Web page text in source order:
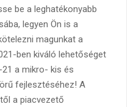
be a leghatékonyabb
legyen Ön is a
magunkat a
ben kiváló lehetőséget
21 a mikro- kis és
fejlesztéséhez! A
a piacvezető